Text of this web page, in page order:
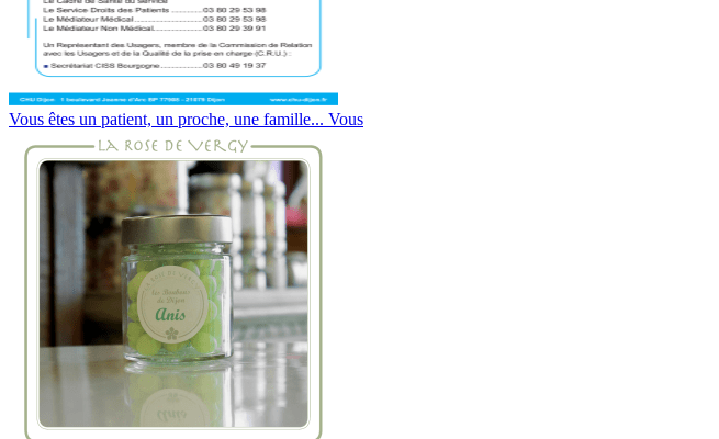
Vous êtes un patient, un proche, une famille... Vous